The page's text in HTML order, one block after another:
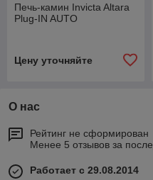
Печь-камин Invicta Altara
Plug-IN AUTO
Цену уточняйте
О нас
Рейтинг не сформирован
Менее 5 отзывов за
Работает с 29.08.2014